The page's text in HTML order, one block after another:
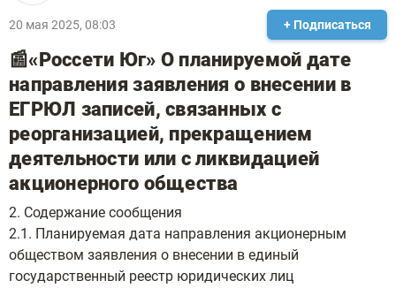
20 мая 2025, 08:03 + Подписаться
📰«Россети Юг» О планируемой дате
направления заявления о внесении в
ЕГРЮЛ записей, связанных с
реорганизацией, прекращением
деятельности или с ликвидацией
акционерного общества
2. Содержание сообщения
2.1. Планируемая дата направления акционерным
обществом заявления о внесении в единый
государственный реестр юридических лиц